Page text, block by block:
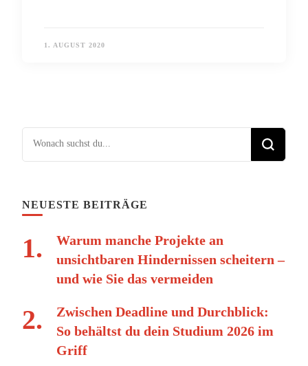
1. AUGUST 2020
Suchst du nach etwas?
NEUESTE BEITRÄGE
Warum manche Projekte an
unsichtbaren Hindernissen scheitern –
und wie Sie das vermeiden
Zwischen Deadline und Durchblick:
So behältst du dein Studium 2026 im
Griff